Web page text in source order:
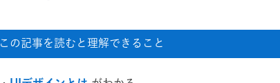
この記事を読むと理解できること